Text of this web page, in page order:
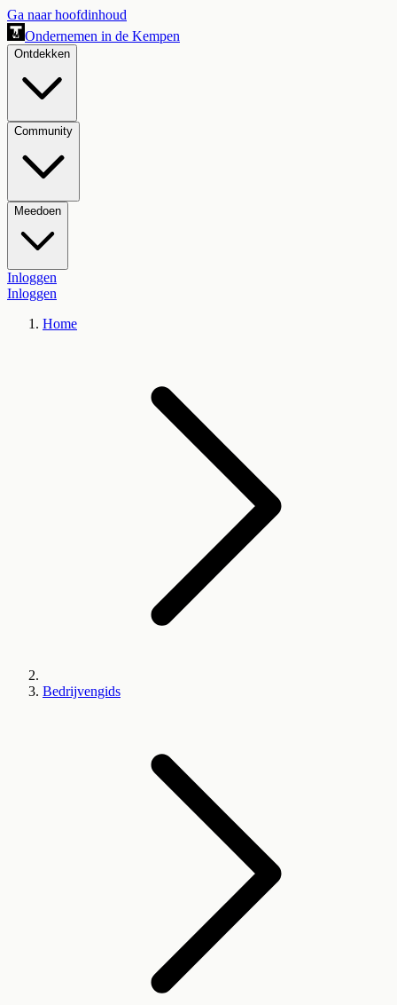
Ga naar hoofdinhoud
Ondernemen in de Kempen
Ontdekken
Community
Meedoen
Inloggen
Inloggen
Home
Bedrijvengids